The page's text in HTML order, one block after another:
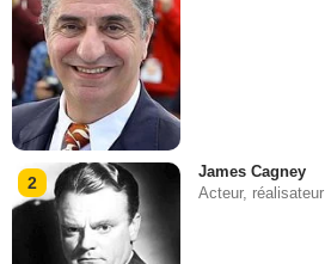
2
James Cagney
Acteur, réalisateur